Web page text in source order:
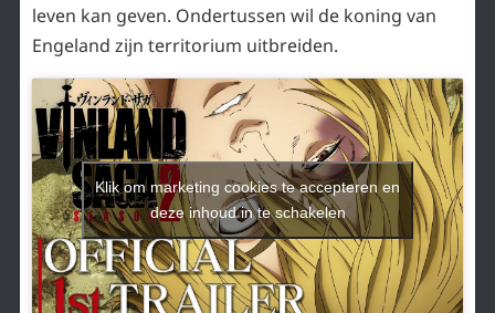
leven kan geven. Ondertussen wil de koning van
Engeland zijn territorium uitbreiden.
Klik om marketing cookies te accepteren en
deze inhoud in te schakelen